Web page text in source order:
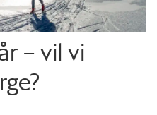
– vil vi